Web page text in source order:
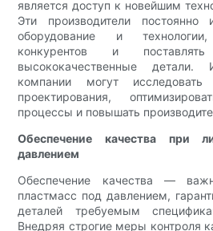
является доступ к новейшим
Эти производители постоянно
оборудование и
конкурентов и
высококачественные
компании могут
проектирования,
процессы и повышать
Обеспечение качества при
давлением
Обеспечение качества —
пластмасс под давлением,
деталей требуемым
Внедряя строгие меры контроля